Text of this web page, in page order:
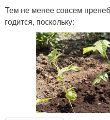
Тем не менее совсем
годится, поскольку: